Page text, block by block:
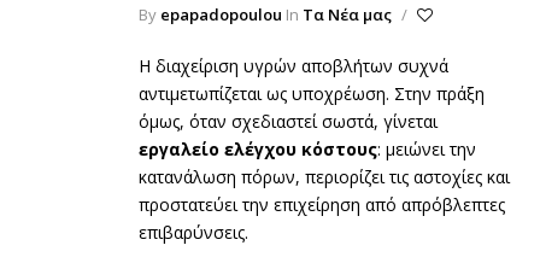
By epapadopoulou In Τα Νέα μας /
Η διαχείριση υγρών αποβλήτων συχνά
αντιμετωπίζεται ως υποχρέωση. Στην πράξη
όμως, όταν σχεδιαστεί σωστά, γίνεται
εργαλείο ελέγχου κόστους: μειώνει την
κατανάλωση πόρων, περιορίζει τις αστοχίες και
προστατεύει την επιχείρηση από απρόβλεπτες
επιβαρύνσεις.